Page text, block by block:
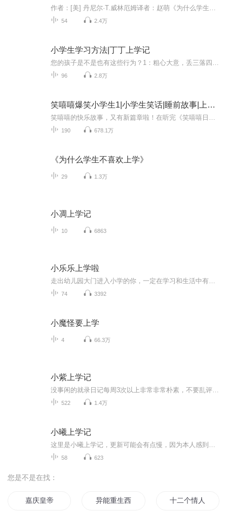
54 2.4万
小学生学习方法|丁丁上学记
96 2.8万
笑嘻嘻爆笑小学生1|小学生笑话|睡前故事|上学记
190 678.1万
《为什么学生不喜欢上学》
29 1.3万
小凋上学记
10 6863
小乐乐上学啦
74 3392
小魔怪要上学
4 66.3万
小紫上学记
522 1.4万
小曦上学记
58 623
您是不是在找：
嘉庆皇帝 异能重生西门庆 十二个情人节